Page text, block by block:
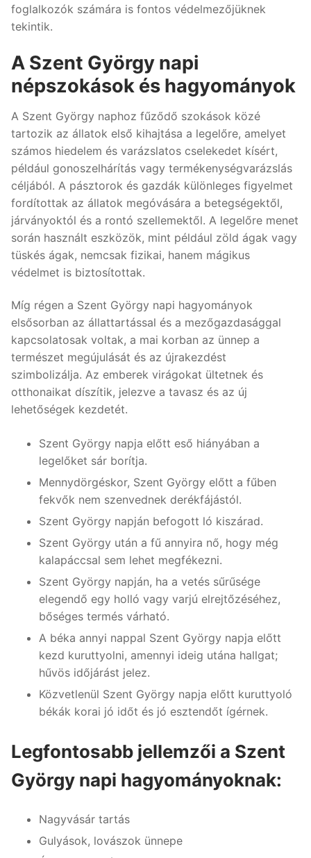
foglalkozók számára is fontos védelmezőjüknek
tekintik.
A Szent György napi
népszokások és hagyományok
A Szent György naphoz fűződő szokások közé
tartozik az állatok első kihajtása a legelőre, amelyet
számos hiedelem és varázslatos cselekedet kísért,
például gonoszelhárítás vagy termékenységvarázslás
céljából. A pásztorok és gazdák különleges figyelmet
fordítottak az állatok megóvására a betegségektől,
járványoktól és a rontó szellemektől. A legelőre menet
során használt eszközök, mint például zöld ágak vagy
tüskés ágak, nemcsak fizikai, hanem mágikus
védelmet is biztosítottak.
Míg régen a Szent György napi hagyományok
elsősorban az állattartással és a mezőgazdasággal
kapcsolatosak voltak, a mai korban az ünnep a
természet megújulását és az újrakezdést
szimbolizálja. Az emberek virágokat ültetnek és
otthonaikat díszítik, jelezve a tavasz és az új
lehetőségek kezdetét.
Szent György napja előtt eső hiányában a
legelőket sár borítja.
Mennydörgéskor, Szent György előtt a fűben
fekvők nem szenvednek derékfájástól.
Szent György napján befogott ló kiszárad.
Szent György után a fű annyira nő, hogy még
kalapáccsal sem lehet megfékezni.
Szent György napján, ha a vetés sűrűsége
elegendő egy holló vagy varjú elrejtőzéséhez,
bőséges termés várható.
A béka annyi nappal Szent György napja előtt
kezd kuruttyolni, amennyi ideig utána hallgat;
hűvös időjárást jelez.
Közvetlenül Szent György napja előtt kuruttyoló
békák korai jó időt és jó esztendőt ígérnek.
Legfontosabb jellemzői a Szent
György napi hagyományoknak:
Nagyvásár tartás
Gulyások, lovászok ünnepe